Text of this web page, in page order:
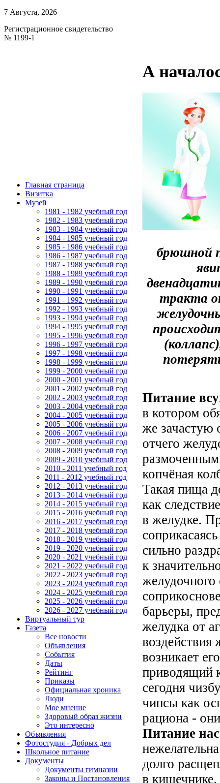
7 Августа, 2026
Регистрационное свидетельство
№ 1199-1
Главная страница
Визитка
Музей
1981 - 1982 учебный год
1982 - 1983 учебный год
1983 - 1984 учебный год
1984 - 1985 учебный год
1985 - 1986 учебный год
1986 - 1987 учебный год
1987 - 1988 учебный год
1988 - 1989 учебный год
1989 - 1990 учебный год
1990 - 1991 учебный год
1991 - 1992 учебный год
1992 - 1993 учебный год
1993 - 1994 учебный год
1994 - 1995 учебный год
1995 - 1996 учебный год
1996 - 1997 учебный год
1997 - 1998 учебный год
1998 - 1999 учебный год
1999 - 2000 учебный год
2000 - 2001 учебный год
2001 - 2002 учебный год
2002 - 2003 учебный год
2003 - 2004 учебный год
2004 - 2005 учебный год
2005 - 2006 учебный год
2006 - 2007 учебный год
2007 - 2008 учебный год
2008 - 2009 учебный год
2009 - 2010 учебный год
2010 - 2011 учебный год
2011 - 2012 учебный год
2012 - 2013 учебный год
2013 - 2014 учебный год
2014 - 2015 учебный год
2015 - 2016 учебный год
2016 - 2017 учебный год
2017 - 2018 учебный год
2018 - 2019 учебный год
2019 - 2020 учебный год
2020 - 2021 учебный год
2021 - 2022 учебный год
2022 - 2023 учебный год
2023 - 2024 учебный год
2024 - 2025 учебный год
2025 - 2026 учебный год
2026 - 2027 учебный год
Виртуальный тур
Газета
Все новости
Объявления
События
Даты
Рейтинг
Приказы
Официальная хроника
Люди
Мое мнение
Здоровый образ жизни
Это интересно
Объявления
Фотостудия - Добрых дел
Школьное питание
Документы
Документы гимназии
Законы и Постановления
А
брюшной
тракта
Питание
в котором
же зачастую
отчего
копчёная
Такая пища
как
в желудке.
сильно
к
желудочного
барьеры,
желудка от
возникает
приводящий
сегодня
чипсы как
рациона -
Питание
долго
в кишечнике,